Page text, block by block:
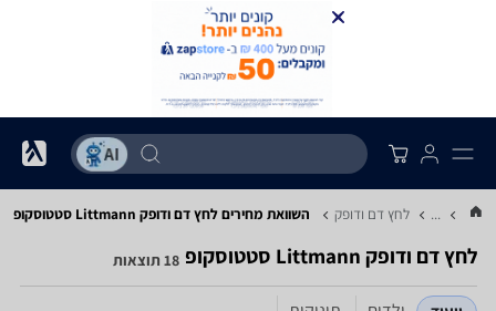
... לחץ דם ודופק השוואת מחירים לחץ דם ודופק ‏Littmann ‏סטטוסקופ
לחץ דם ודופק ‏Littmann ‏סטטוסקופ 18 תוצאות